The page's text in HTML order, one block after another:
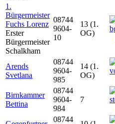
1.
Bürgermeister
Fuchs Lorenz
Erster
Bürgermeister
Schalkham
08744
9604-
10
13 (1.
OG)
Arends
Svetlana
08744
9604-
985
14 (1.
OG)
Birnkammer
Bettina
08744
9604-
984
7
08744